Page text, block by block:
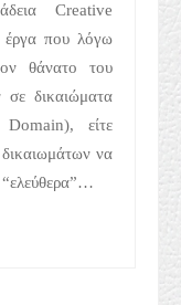
Creative
έργα που λόγω
θάνατο του
σε δικαιώματα
Domain), είτε
να
“ελεύθερα”…